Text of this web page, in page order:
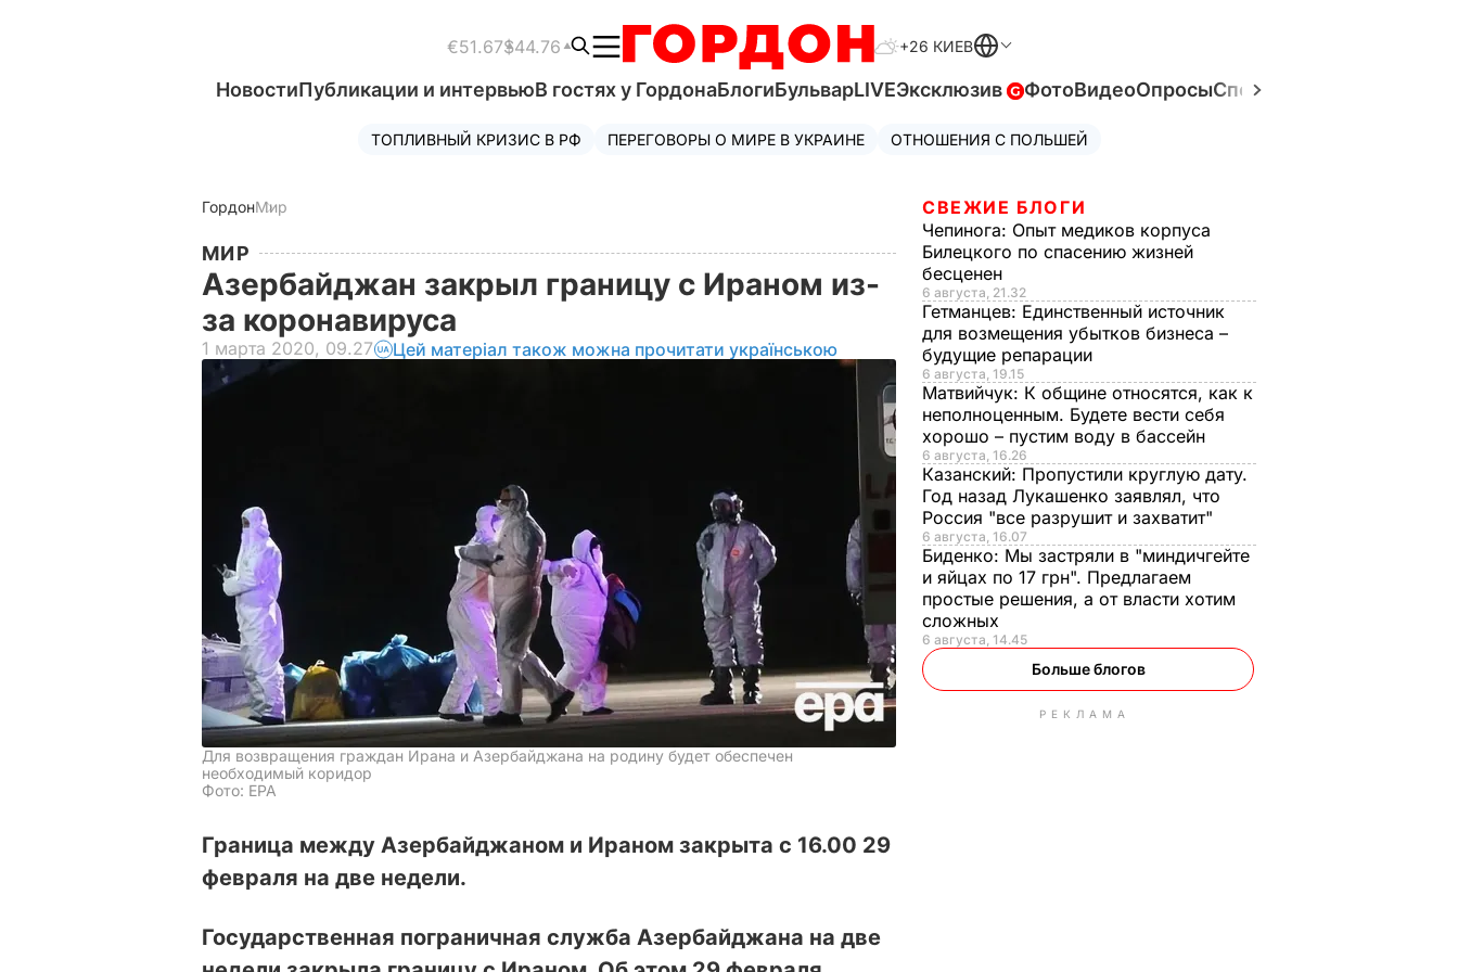
€51.67$44.76 +26 КИЕВ
НовостиПубликации и интервьюВ гостях у ГордонаБлогиБульварLIVEЭксклюзив ФотоВидеоОпросыСпецпроекты
ТОПЛИВНЫЙ КРИЗИС В РФ ПЕРЕГОВОРЫ О МИРЕ В УКРАИНЕ ОТНОШЕНИЯ С ПОЛЬШЕЙ
ГордонМир
МИР
Азербайджан закрыл границу с Ираном из-
за коронавируса
1 марта 2020, 09.27 Цей матеріал також можна прочитати українською
Для возвращения граждан Ирана и Азербайджана на родину будет обеспечен
необходимый коридор
Фото: EPA
Граница между Азербайджаном и Ираном закрыта с 16.00 29
февраля на две недели.
Государственная пограничная служба Азербайджана на две
СВЕЖИЕ БЛОГИ
Чепинога: Опыт медиков корпуса
Билецкого по спасению жизней
бесценен
6 августа, 21.32
Гетманцев: Единственный источник
для возмещения убытков бизнеса –
будущие репарации
6 августа, 19.15
Матвийчук: К общине относятся, как к
неполноценным. Будете вести себя
хорошо – пустим воду в бассейн
6 августа, 16.26
Казанский: Пропустили круглую дату.
Год назад Лукашенко заявлял, что
Россия "все разрушит и захватит"
6 августа, 16.07
Биденко: Мы застряли в "миндичгейте
и яйцах по 17 грн". Предлагаем
простые решения, а от власти хотим
сложных
6 августа, 14.45
Больше блогов
РЕКЛАМА